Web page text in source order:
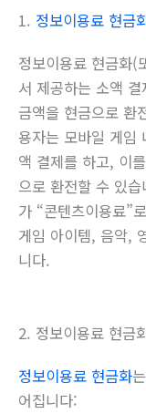
1. 정보이용료 현금
정보이용료 현금화(
서 제공하는 소액
금액을 현금으로 환
용자는 모바일 게임
액 결제를 하고, 이
으로 환전할 수 있
가 “콘텐츠이용료”
게임 아이템, 음악,
니다.
2. 정보이용료 현금
정보이용료 현금화
어집니다: